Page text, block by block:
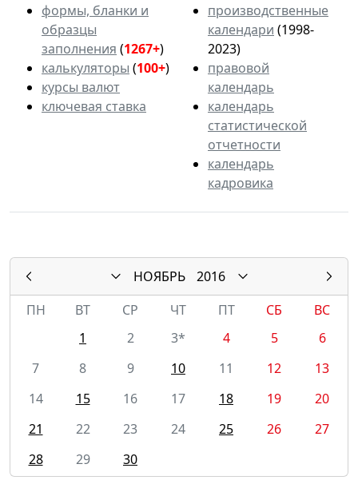
формы, бланки и
образцы
заполнения (1267+)
калькуляторы (100+)
курсы валют
ключевая ставка
производственные
календари (1998-
2023)
правовой
календарь
календарь
статистической
отчетности
календарь
кадровика
НОЯБРЬ
2016
ПН
ВТ СР ЧТ ПТ СБ
ВС
1
2 3* 4 5
6
7
8 9 10 11 12
13
14
15 16 17 18 19
20
21
22 23 24 25 26
27
28
29 30